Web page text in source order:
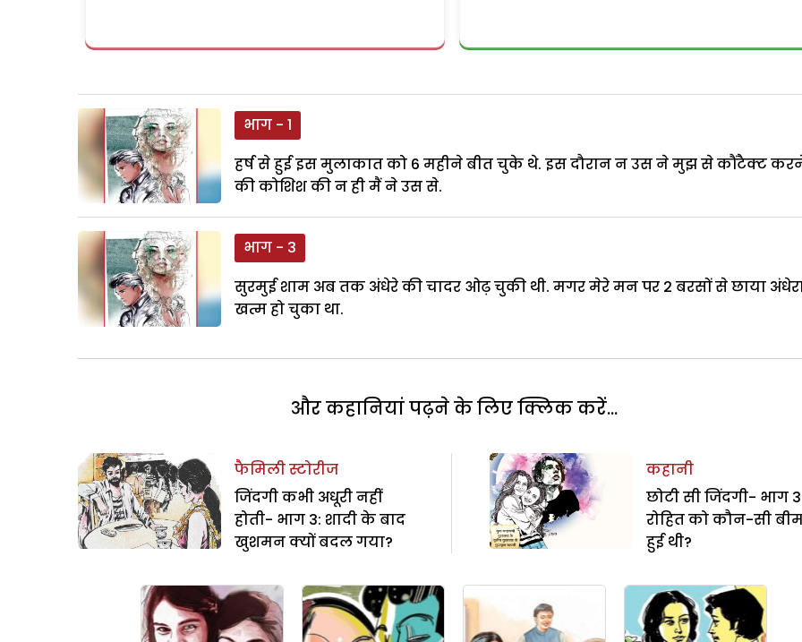
भाग - 1
हर्ष से हुई इस मुलाकात को 6 महीने बीत चुके थे. इस दौरान न उस ने मुझ से कौंटैक्ट
की कोशिश की न ही मैं ने उस से.
भाग - 3
सुरमुई शाम अब तक अंधेरे की चादर ओढ़ चुकी थी. मगर मेरे मन पर 2 बरसों से छाया
खत्म हो चुका था.
और कहानियां पढ़ने के लिए क्लिक करें...
फैमिली स्टोरीज
जिंदगी कभी अधूरी नहीं
होती- भाग 3: शादी के बाद
खुशमन क्यों बदल गया?
कहानी
छोटी सी जिंदगी- भाग
रोहित को कौन-सी
हुई थी?